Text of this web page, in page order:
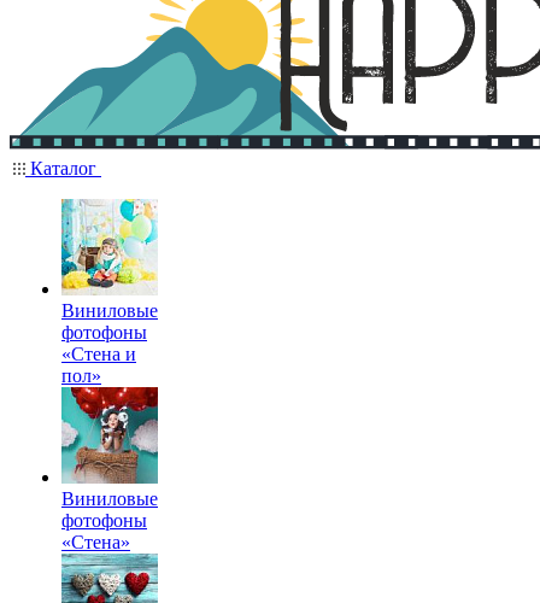
Каталог
Виниловые
фотофоны
«Стена и
пол»
Виниловые
фотофоны
«Стена»